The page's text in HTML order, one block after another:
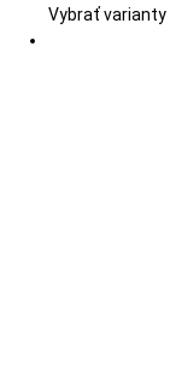
Vybrať